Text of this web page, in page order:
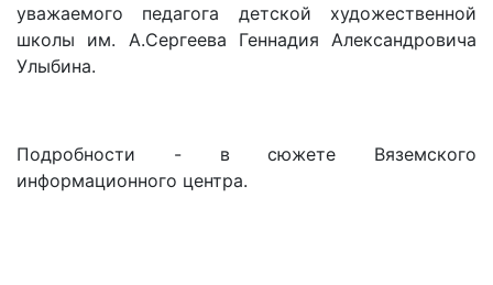
уважаемого педагога детской художественной
школы им. А.Сергеева Геннадия Александровича
Улыбина.
Подробности - в сюжете Вяземского
информационного центра.